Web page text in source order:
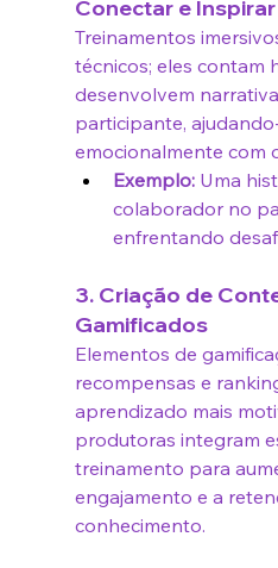
Conectar e Inspirar
Treinamentos
técnicos; eles contam
desenvolvem
participante,
emocionalmente com
Exemplo: Uma
colaborador no
enfrentando
3. Criação de
Gamificados
Elementos de
recompensas e
aprendizado mais
produtoras integram
treinamento para
engajamento e a
conhecimento.